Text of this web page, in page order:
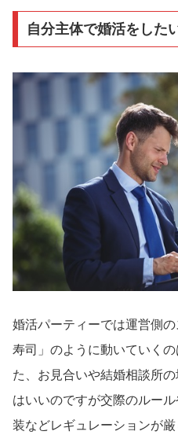
自分主体で婚活をした
婚活パーティーでは運営側
寿司」のように動いていく
た、お見合いや結婚相談所
はいいのですが交際のルー
装などレギュレーションが